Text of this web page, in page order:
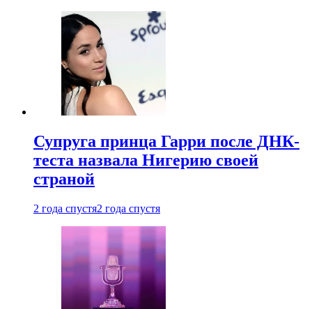
Супруга принца Гарри после ДНК-
теста назвала Нигерию своей
страной
2 года спустя2 года спустя